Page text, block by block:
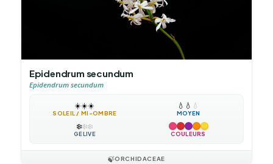
Epidendrum secundum
Epidendrum secundum
☀️☀️☀️
SOLEIL / MI-OMBRE
💧 💧 💧
MOYEN
❄️❄️❄️
GÉLIVE COULEURS
🍃ORCHIDACEAE